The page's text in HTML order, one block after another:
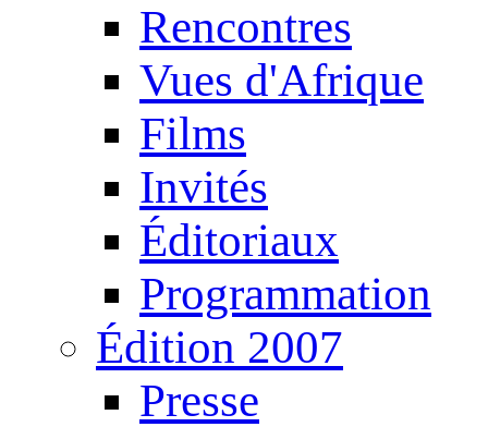
Rencontres
Vues d'Afrique
Films
Invités
Éditoriaux
Programmation
Édition 2007
Presse